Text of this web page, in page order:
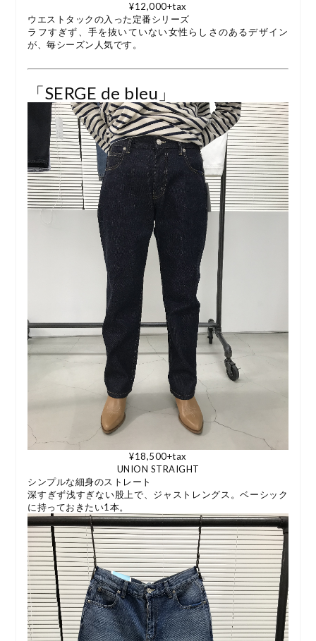
¥12,000+tax
ウエストタックの入った定番シリーズ
ラフすぎず、手を抜いていない女性らしさのあるデザイン
が、毎シーズン人気です。
「SERGE de bleu」
¥18,500+tax
UNION STRAIGHT
シンプルな細身のストレート
深すぎず浅すぎない股上で、ジャストレングス。ベーシック
に持っておきたい1本。